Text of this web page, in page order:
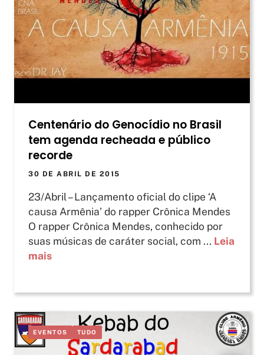
Centenário do Genocídio no Brasil
tem agenda recheada e público
recorde
30 DE ABRIL DE 2015
23/Abril – Lançamento oficial do clipe ‘A
causa Armênia’ do rapper Crônica Mendes
O rapper Crônica Mendes, conhecido por
suas músicas de caráter social, com ... Leia
mais
EVENTOS TUDO